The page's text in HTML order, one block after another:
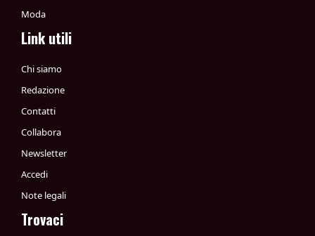
Moda
Link utili
Chi siamo
Redazione
Contatti
Collabora
Newsletter
Accedi
Note legali
Trovaci